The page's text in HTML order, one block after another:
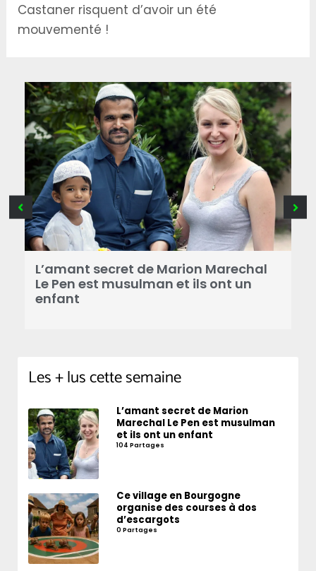
Castaner risquent d’avoir un été
mouvementé !
L’amant secret de Marion Marechal
Le Pen est musulman et ils ont un
enfant
Les + lus cette semaine
L’amant secret de Marion
Marechal Le Pen est musulman
et ils ont un enfant
104 Partages
Ce village en Bourgogne
organise des courses à dos
d’escargots
0 Partages